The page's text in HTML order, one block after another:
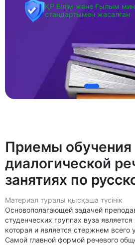
ҚР Білім және Ғылым
стандартымен жасалған
Приемы обучения
диалогической
занятиях по
Материал туралы қысқаша түсінік
Основополагающей задачей
студенческих группах вуза
которая и является стержнем всего
Самой главной формой речевого